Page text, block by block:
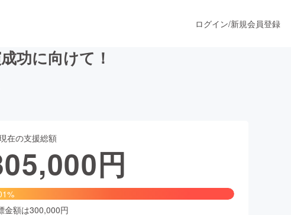
ス
ファッション
ログイン/新規会員登録
功に向けて！
在の支援総額
円
金額は300,000円